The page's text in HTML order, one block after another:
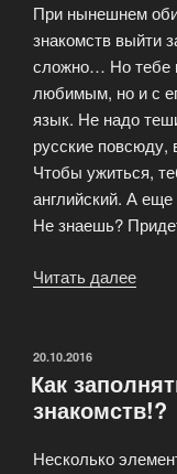
При нынешнем
знакомств выйти
сложно… Но тебе
любимым, но и с
язык. Не надо
русские повсюду,
Чтобы ужиться,
английский. А
Не знаешь?
Читать далее
от
ОПУБЛИКОВАНО
20.10.2016
Как
знакомств!?
Несколько